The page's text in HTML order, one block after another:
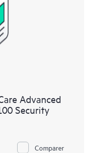
et collecter des
en charge et les
il est
Remote Support
Advanced
Security
Comparer